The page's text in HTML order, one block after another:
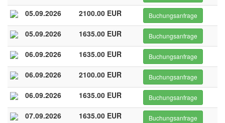
05.09.2026 2100.00 EUR Buchungsanfrage
05.09.2026 1635.00 EUR Buchungsanfrage
06.09.2026 1635.00 EUR Buchungsanfrage
06.09.2026 2100.00 EUR Buchungsanfrage
06.09.2026 1635.00 EUR Buchungsanfrage
07.09.2026 1635.00 EUR Buchungsanfrage